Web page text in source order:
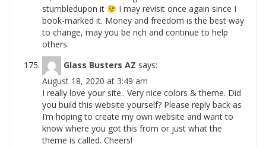
stumbledupon it
I may revisit once again since I
book-marked it. Money and freedom is the best way
to change, may you be rich and continue to help
others.
Glass Busters AZ says:
August 18, 2020 at 3:49 am
I really love your site.. Very nice colors & theme. Did
you build this website yourself? Please reply back as
I’m hoping to create my own website and want to
know where you got this from or just what the
theme is called. Cheers!